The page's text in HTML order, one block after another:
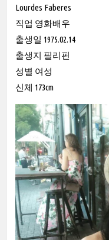
Lourdes Faberes
직업 영화배우
출생일 1975.02.14
출생지 필리핀
성별 여성
신체 173cm